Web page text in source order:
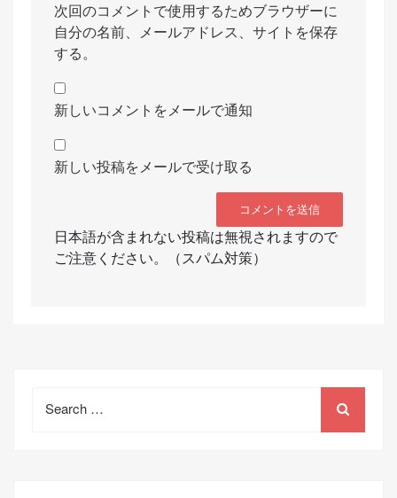
次回のコメントで使用するためブラウザーに
自分の名前、メールアドレス、サイトを保存
する。
新しいコメントをメールで通知
新しい投稿をメールで受け取る
日本語が含まれない投稿は無視されますので
ご注意ください。（スパム対策）
for: